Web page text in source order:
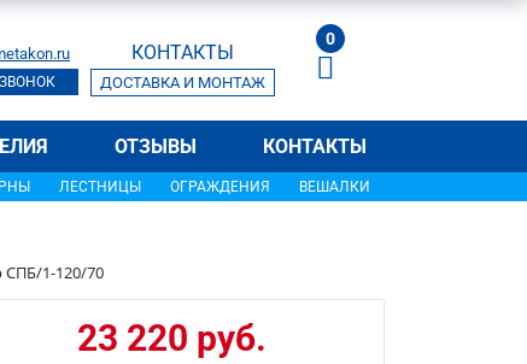
КОНТАКТЫ
ДОСТАВКА И МОНТАЖ
0
ОТЗЫВЫ КОНТАКТЫ
ЛЕСТНИЦЫ ОГРАЖДЕНИЯ ВЕШАЛКИ
СПБ/1-120/70
23 220 руб.